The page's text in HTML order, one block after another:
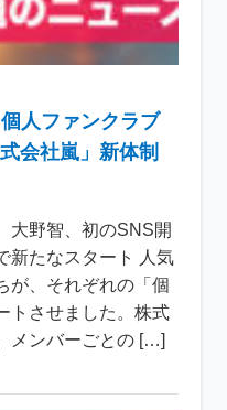
人ファンクラブ
会社嵐」新体制
野智、初のSNS開
新たなスタート 人気
が、それぞれの「個
トさせました。株式
メンバーごとの […]